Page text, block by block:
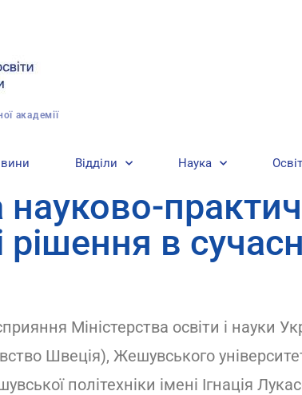
академії
Відділи Наука
рішення в
Міністерства освіти і науки
Швеція), Жешувського
політехніки імені Ігнація